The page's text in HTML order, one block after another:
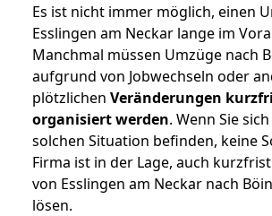
Es ist nicht immer möglich, einen
Esslingen am Neckar lange im
Manchmal müssen Umzüge nach
aufgrund von Jobwechseln oder
plötzlichen Veränderungen
organisiert werden. Wenn Sie
solchen Situation befinden, keine
Firma ist in der Lage, auch
von Esslingen am Neckar nach
lösen.